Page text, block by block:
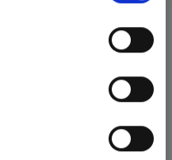
z daleka i już widzisz z
Ale jak mówicie